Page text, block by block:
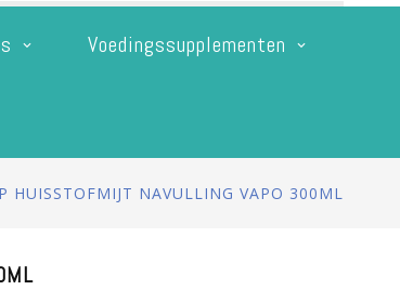
Voedingssupplementen
HUISSTOFMIJT NAVULLING VAPO 300ML